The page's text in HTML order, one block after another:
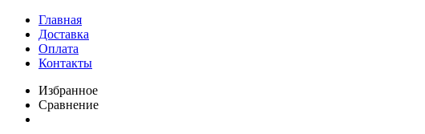
Главная
Доставка
Оплата
Контакты
Избранное
Сравнение